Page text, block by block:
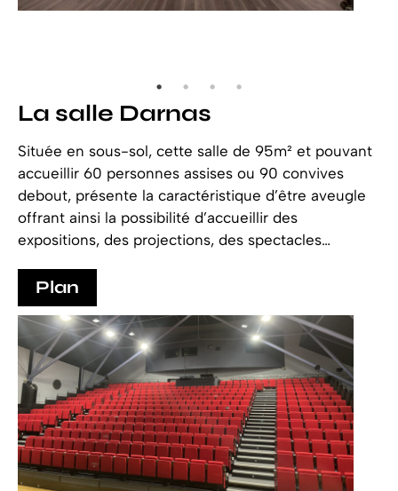
La salle Darnas
Située en sous-sol, cette salle de 95m² et pouvant
accueillir 60 personnes assises ou 90 convives
debout, présente la caractéristique d’être aveugle
offrant ainsi la possibilité d’accueillir des
expositions, des projections, des spectacles…
Plan